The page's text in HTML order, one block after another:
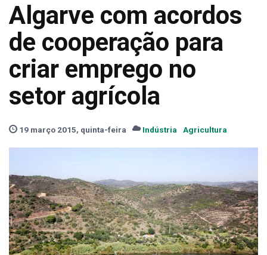
Algarve com acordos
de cooperação para
criar emprego no
setor agrícola
19 março 2015, quinta-feira Indústria Agricultura